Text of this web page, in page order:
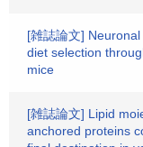
[雑誌論文]
diet selection
mice
[雑誌論文] Lipid
anchored proteins